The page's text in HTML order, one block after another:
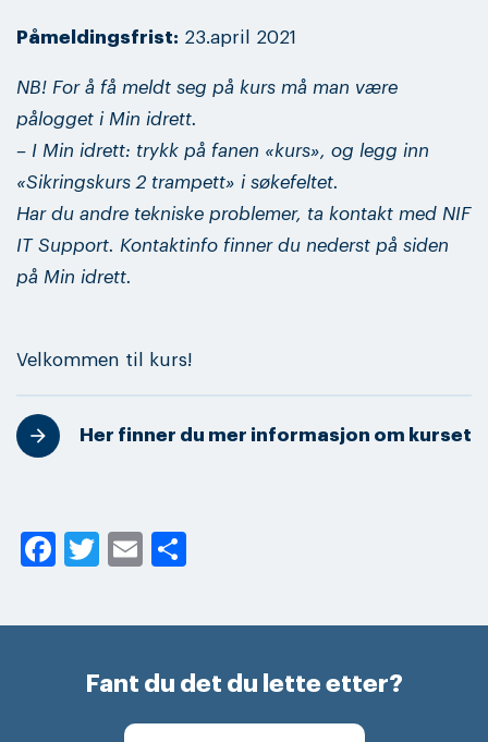
Påmeldingsfrist: 23.april 2021
NB! For å få meldt seg på kurs må man være
pålogget i Min idrett.
– I Min idrett: trykk på fanen «kurs», og legg inn
«Sikringskurs 2 trampett» i søkefeltet.
Har du andre tekniske problemer, ta kontakt med NIF
IT Support. Kontaktinfo finner du nederst på siden
på Min idrett.
Velkommen til kurs!
Her finner du mer informasjon om kurset
Facebook
Twitter
Email
Fant du det du lette etter?